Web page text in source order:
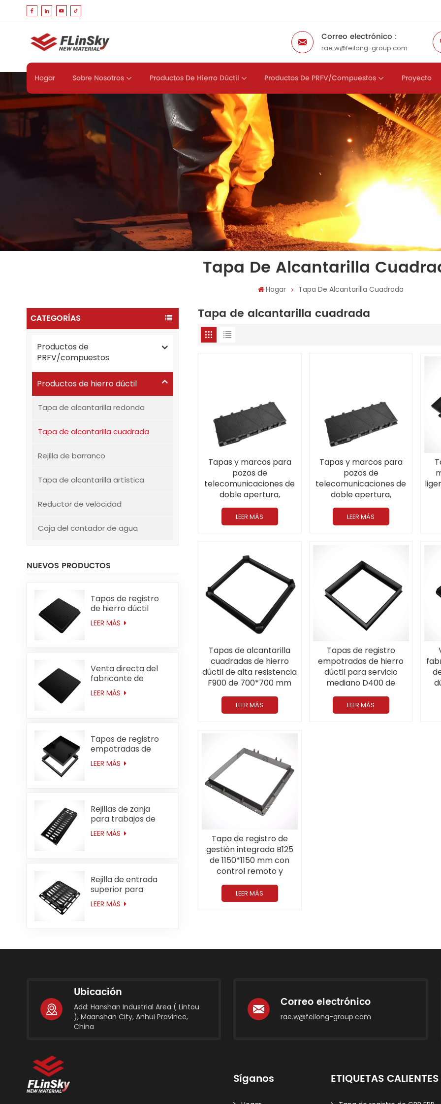
Correo electrónico :
rae.w@feilong-group.com
Hogar Sobre Nosotros Productos De Hierro Dúctil Productos De PRFV/compuestos Proyecto
Tapa De Alcantarilla
Hogar Tapa De Alcantarilla Cuadrada
CATEGORÍAS
Productos de
PRFV/compuestos
Productos de hierro dúctil
Tapa de alcantarilla redonda
Tapa de alcantarilla cuadrada
Rejilla de barranco
Tapa de alcantarilla artística
Reductor de velocidad
Caja del contador de agua
NUEVOS PRODUCTOS
Tapas de registro
de hierro dúctil
cuadradas de
servicio mediano
LEER MÁS
Venta directa del
fabricante de
cubiertas de
registro de hierro
mm (23,6 pulgadas)
LEER MÁS
Tapas de registro
empotradas de
hierro dúctil para
servicio mediano
LEER MÁS
Rejillas de zanja
para trabajos de
tipo mediano con
canal de barranco
LEER MÁS
Rejilla de entrada
superior para
servicio mediano
D400 de 600 mm *
LEER MÁS
Tapa de alcantarilla cuadrada
Tapas y marcos para
pozos de
telecomunicaciones de
doble apertura,
resistentes, de 1835 x
700 mm, D400, de hierro
dúctil.
LEER MÁS
Tapas y marcos para
pozos de
telecomunicaciones de
doble apertura,
resistentes y de alta
resistencia, fabricados
en hierro dúctil, CO
LEER MÁS
Tapas de alcantarilla
cuadradas de hierro
dúctil de alta resistencia
F900 de 700*700 mm
(27,6"). Aplicables a
aeropuertos.
LEER MÁS
Tapas de registro
empotradas de hierro
dúctil para servicio
mediano D400 de
666*666 mm (26,2
pulgadas)
LEER MÁS
Tapa de registro de
gestión integrada B125
de 1150*1150 mm con
control remoto y
multifunción
LEER MÁS
Ubicación
Add: Hanshan Industrial Area ( Lintou
), Maanshan City, Anhui Province,
China
Correo electrónico
rae.w@feilong-group.com
Síganos ETIQUETAS CALIENTES